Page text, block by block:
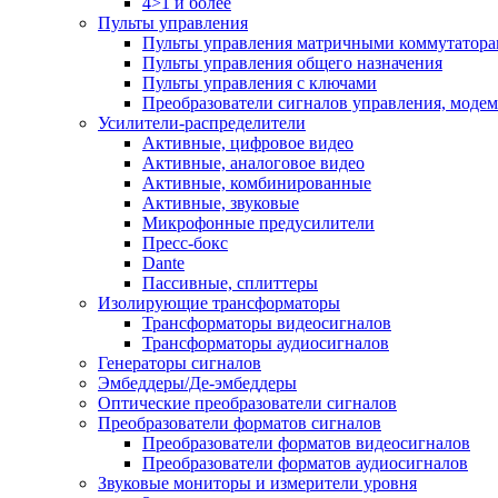
Пульты управления
Пульты управления матричными
Пульты управления общего назначения
Пульты управления с ключами
Преобразователи сигналов управления,
Усилители-распределители
Активные, цифровое видео
Активные, аналоговое видео
Активные, комбинированные
Активные, звуковые
Микрофонные предусилители
Пресс-бокс
Dante
Пассивные, сплиттеры
Изолирующие трансформаторы
Трансформаторы видеосигналов
Трансформаторы аудиосигналов
Генераторы сигналов
Эмбеддеры/Де-эмбеддеры
Оптические преобразователи сигналов
Преобразователи форматов сигналов
Преобразователи форматов видеосигналов
Преобразователи форматов аудиосигналов
Звуковые мониторы и измерители уровня